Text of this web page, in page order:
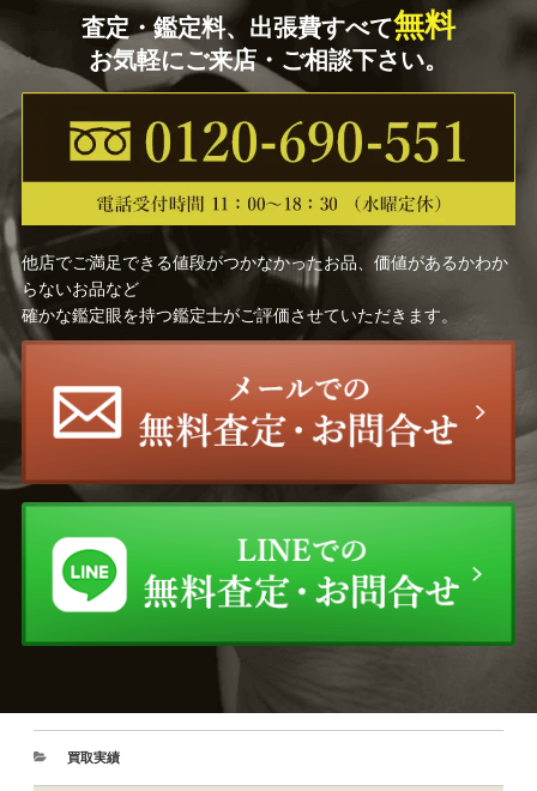
査定・鑑定料、出張費すべて無料
お気軽にご来店・ご相談下さい。
他店でご満足できる値段がつかなかったお品、価値があるかわか
らないお品など
確かな鑑定眼を持つ鑑定士がご評価させていただきます。
買取実績